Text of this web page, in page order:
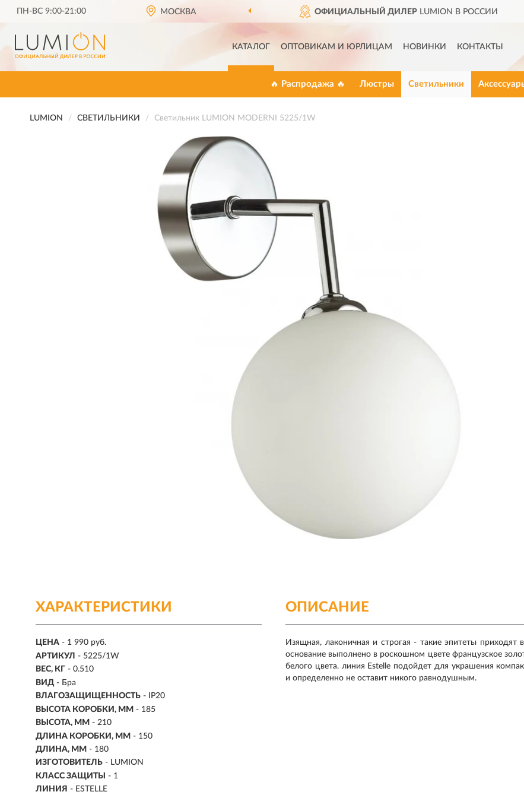
ПН-ВС 9:00-21:00 МОСКВА ОФИЦИАЛЬНЫЙ ДИЛЕРLUMION В РОССИИ
КАТАЛОГ ОПТОВИКАМ И ЮРЛИЦАМ НОВИНКИ КОНТАКТЫ
🔥 Распродажа 🔥 Люстры Светильники
LUMION СВЕТИЛЬНИКИ Светильник LUMION MODERNI 5225/1W
ХАРАКТЕРИСТИКИ
ЦЕНА - 1 990 руб.
АРТИКУЛ - 5225/1W
ВЕС, КГ - 0.510
ВИД - Бра
ВЛАГОЗАЩИЩЕННОСТЬ - IP20
ВЫСОТА КОРОБКИ, ММ - 185
ВЫСОТА, ММ - 210
ДЛИНА КОРОБКИ, ММ - 150
ДЛИНА, ММ - 180
ИЗГОТОВИТЕЛЬ - LUMION
КЛАСС ЗАЩИТЫ
- 1
ЛИНИЯ - ESTELLE
ОПИСАНИЕ
Изящная, лаконичная и строгая - такие эпитеты приходят
основание выполнено в роскошном цвете французское
белого цвета. линия Estelle подойдет для украшения
и определенно не оставит никого равнодушным.